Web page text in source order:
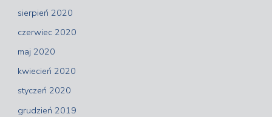
sierpień 2020
czerwiec 2020
maj 2020
kwiecień 2020
styczeń 2020
grudzień 2019